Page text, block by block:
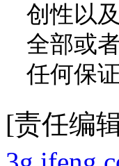
创性以
全部或
任何保
[责任编